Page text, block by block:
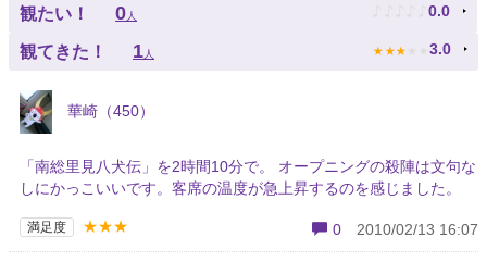
観たい！ 0人 ♪ ♪ ♪ ♪ ♪ 0.0
観てきた！ 1人 ★ ★ ★ ★ ★ 3.0
華崎（450）
「南総里見八犬伝」を2時間10分で。 オープニングの殺陣は文句な
しにかっこいいです。客席の温度が急上昇するのを感じました。
満足度 ★★★ 0 2010/02/13 16:07